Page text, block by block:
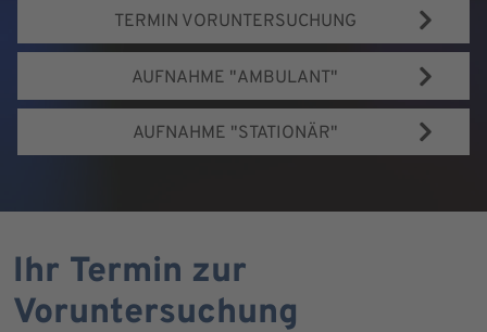
TERMIN VORUNTERSUCHUNG
AUFNAHME "AMBULANT"
AUFNAHME "STATIONÄR"
Ihr Termin zur
Voruntersuchung